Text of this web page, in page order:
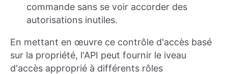
commande sans se voir accorder des
autorisations inutiles.
En mettant en œuvre ce contrôle d'accès basé
sur la propriété, l'API peut fournir le iveau
d'accès approprié à différents rôles